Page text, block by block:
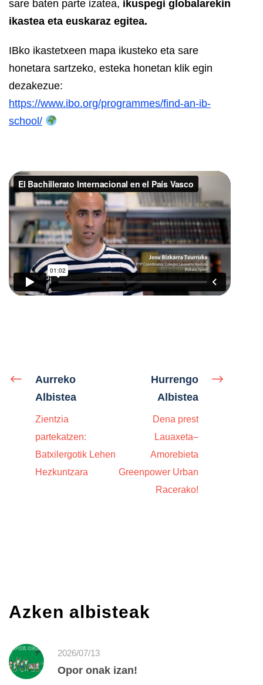
sare baten parte izatea, ikuspegi globalarekin
ikastea eta euskaraz egitea.
IBko ikastetxeen mapa ikusteko eta sare
honetara sartzeko, esteka honetan klik egin
dezakezue:
https://www.ibo.org/programmes/find-an-ib-
school/
Aurreko
Albistea
Zientzia
partekatzen:
Batxilergotik Lehen
Hezkuntzara
Hurrengo
Albistea
Dena prest
Lauaxeta–
Amorebieta
Greenpower Urban
Racerako!
Azken albisteak
2026/07/13
Opor onak izan!